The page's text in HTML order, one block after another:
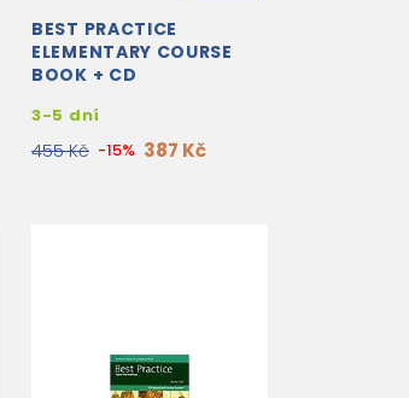
BEST PRACTICE
ELEMENTARY COURSE
BOOK + CD
3-5 dní
455 Kč -15% 387 Kč